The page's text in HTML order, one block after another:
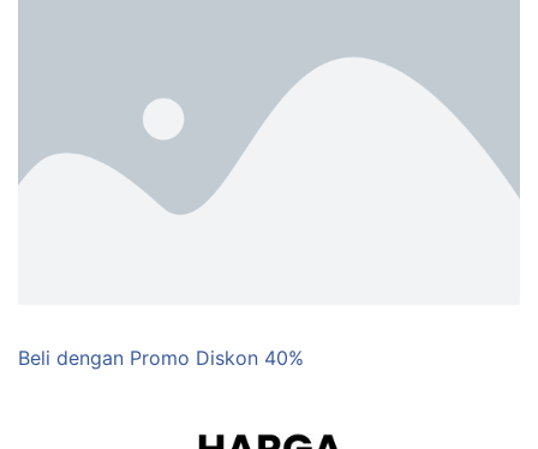
Beli dengan Promo Diskon 40%